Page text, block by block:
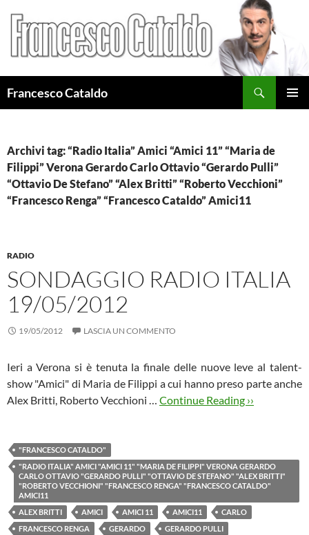
Francesco Cataldo
Archivi tag: “Radio Italia” Amici “Amici 11” “Maria de
Filippi” Verona Gerardo Carlo Ottavio “Gerardo Pulli”
“Ottavio De Stefano” “Alex Britti” “Roberto Vecchioni”
“Francesco Renga” “Francesco Cataldo” Amici11
RADIO
SONDAGGIO RADIO ITALIA
19/05/2012
19/05/2012 LASCIA UN COMMENTO
Ieri a Verona si è tenuta la finale delle nuove leve al talent-
show "Amici" di Maria de Filippi a cui hanno preso parte anche
Alex Britti, Roberto Vecchioni … Continue Reading ››
"FRANCESCO CATALDO"
"RADIO ITALIA" AMICI "AMICI 11" "MARIA DE FILIPPI" VERONA GERARDO
CARLO OTTAVIO "GERARDO PULLI" "OTTAVIO DE STEFANO" "ALEX BRITTI"
"ROBERTO VECCHIONI" "FRANCESCO RENGA" "FRANCESCO CATALDO"
AMICI11
ALEX BRITTI
AMICI AMICI 11 AMICI11
CARLO
FRANCESCO RENGA
GERARDO
GERARDO PULLI